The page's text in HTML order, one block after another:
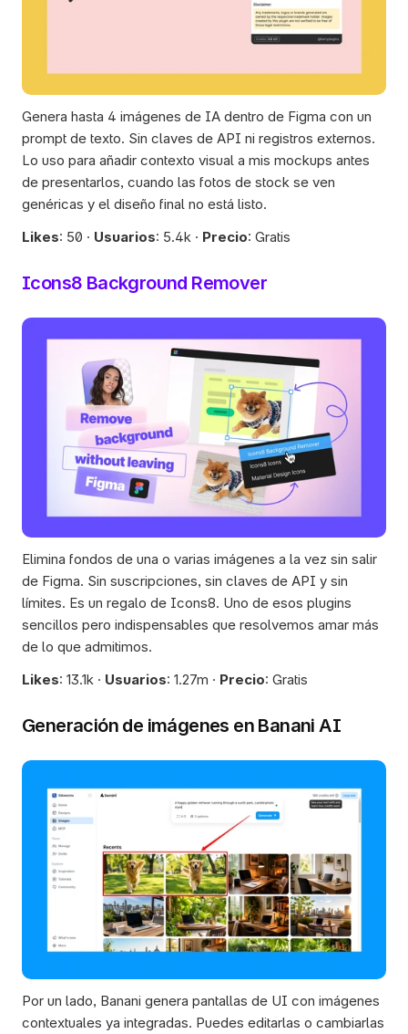
Genera hasta 4 imágenes de IA dentro de Figma con un
prompt de texto. Sin claves de API ni registros externos.
Lo uso para añadir contexto visual a mis mockups antes
de presentarlos, cuando las fotos de stock se ven
genéricas y el diseño final no está listo.
Likes: 50 · Usuarios: 5.4k · Precio: Gratis
Icons8 Background Remover
Elimina fondos de una o varias imágenes a la vez sin salir
de Figma. Sin suscripciones, sin claves de API y sin
límites. Es un regalo de Icons8. Uno de esos plugins
sencillos pero indispensables que resolvemos amar más
de lo que admitimos.
Likes: 13.1k · Usuarios: 1.27m · Precio: Gratis
Generación de imágenes en Banani AI
Por un lado, Banani genera pantallas de UI con imágenes
contextuales ya integradas. Puedes editarlas o cambiarlas